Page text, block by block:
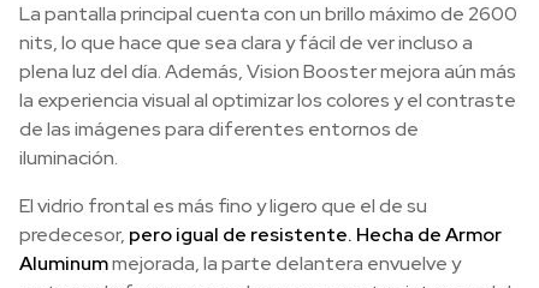
La pantalla principal cuenta con un brillo máximo de 2600
nits, lo que hace que sea clara y fácil de ver incluso a
plena luz del día. Además, Vision Booster mejora aún más
la experiencia visual al optimizar los colores y el contraste
de las imágenes para diferentes entornos de
iluminación.
El vidrio frontal es más fino y ligero que el de su
predecesor, pero igual de resistente. Hecha de Armor
Aluminummejorada, la parte delantera envuelve y